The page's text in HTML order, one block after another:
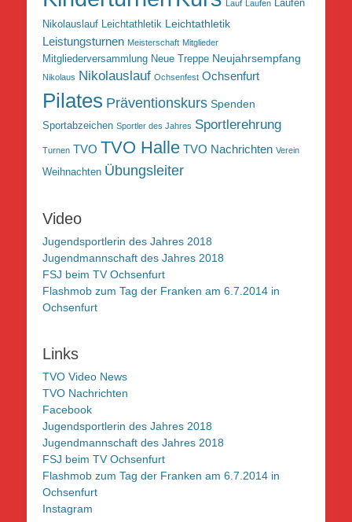
Lauf Laufen Laufen
Nikolauslauf Leichtathletik Leichtathletik
Leistungsturnen Meisterschaft Mitglieder
Mitgliederversammlung Neue Treppe Neujahrsempfang
Nikolaus Nikolauslauf Ochsenfest Ochsenfurt
Pilates Präventionskurs Spenden
Sportabzeichen Sportler des Jahres Sportlerehrung
Turnen TVO TVO Halle TVO Nachrichten Verein
Weihnachten Übungsleiter
Video
Jugendsportlerin des Jahres 2018
Jugendmannschaft des Jahres 2018
FSJ beim TV Ochsenfurt
Flashmob zum Tag der Franken am 6.7.2014 in
Ochsenfurt
Links
TVO Video News
TVO Nachrichten
Facebook
Jugendsportlerin des Jahres 2018
Jugendmannschaft des Jahres 2018
FSJ beim TV Ochsenfurt
Flashmob zum Tag der Franken am 6.7.2014 in
Ochsenfurt
Instagram